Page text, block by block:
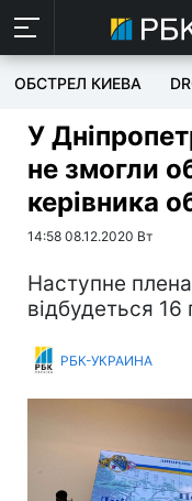
ОБСТРЕЛ КИЕВА
У
не змогли
керівника
14:58 08.12.2020 Вт
Наступне
відбудеться 16
РБК-УКРАИНА